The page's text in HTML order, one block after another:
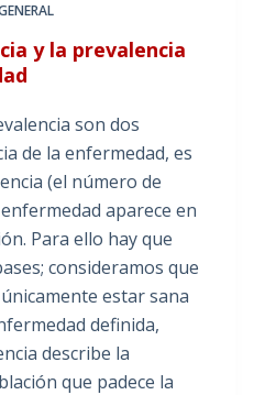
y la prevalencia
son dos
de la enfermedad, es
(el número de
aparece en
Para ello hay que
consideramos que
estar sana
definida,
describe la
que padece la